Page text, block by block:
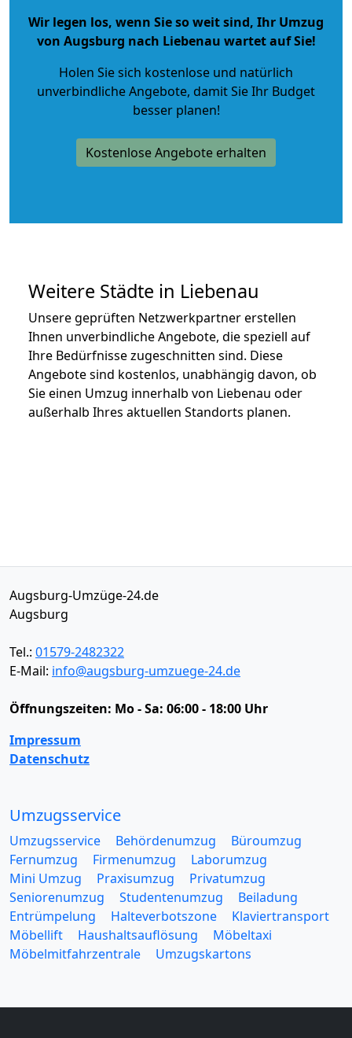
Wir legen los, wenn Sie so weit sind, Ihr Umzug
von Augsburg nach Liebenau wartet auf Sie!
Holen Sie sich kostenlose und natürlich
unverbindliche Angebote, damit Sie Ihr Budget
besser planen!
Kostenlose Angebote erhalten
Weitere Städte in Liebenau
Unsere geprüften Netzwerkpartner erstellen
Ihnen unverbindliche Angebote, die speziell auf
Ihre Bedürfnisse zugeschnitten sind. Diese
Angebote sind kostenlos, unabhängig davon, ob
Sie einen Umzug innerhalb von Liebenau oder
außerhalb Ihres aktuellen Standorts planen.
Augsburg-Umzüge-24.de
Augsburg
Tel.: 01579-2482322
E-Mail: info@augsburg-umzuege-24.de
Öffnungszeiten: Mo - Sa: 06:00 - 18:00 Uhr
Impressum
Datenschutz
Umzugsservice
Umzugsservice Behördenumzug
Büroumzug
Fernumzug
Firmenumzug
Laborumzug
Mini Umzug
Praxisumzug
Privatumzug
Seniorenumzug
Studentenumzug
Beiladung
Entrümpelung
Halteverbotszone
Klaviertransport
Möbellift
Haushaltsauflösung
Möbeltaxi
Möbelmitfahrzentrale
Umzugskartons